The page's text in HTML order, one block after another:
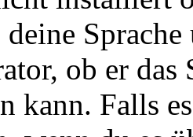
ob er das
kann. Falls